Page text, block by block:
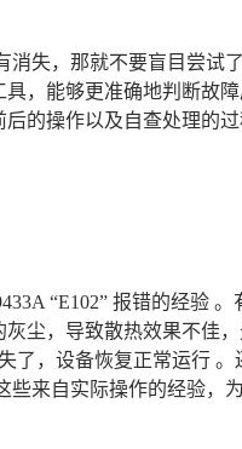
消失，那就不要盲目尝试
，能够更准确地判断故
的操作以及自查处理的
“E102” 报错的经验
尘，导致散热效果不佳
了，设备恢复正常运行
来自实际操作的经验，